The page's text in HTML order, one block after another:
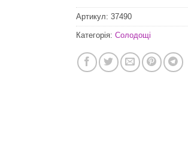
Артикул: 37490
Категорія: Солодощі